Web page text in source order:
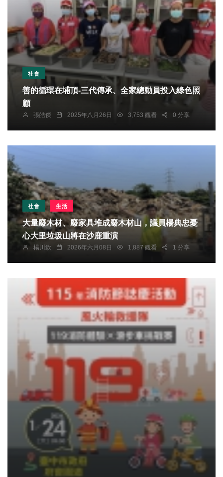
社會
善的循環在埔頂-三代傳承、全家總動員投入綠色照
顧
張皓傑 2025年八月26日 3,753 觀看 0 分享
社會 生活
大量廢木材、廢家具堆成廢木材山，議員楊典忠憂
心大里垃圾山將在沙鹿重演
楊川欽 2026年六月08日 1,887 觀看 1 分享